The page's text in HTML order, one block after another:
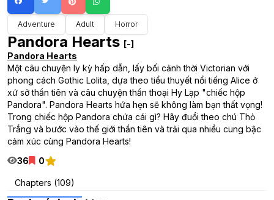
Adventure Adult Horror
Pandora Hearts [-]
Pandora Hearts
Một câu chuyện ly kỳ hấp dẫn, lấy bối cảnh thời Victorian với
phong cách Gothic Lolita, dựa theo tiểu thuyết nổi tiếng Alice ở
xứ sở thần tiên và câu chuyện thần thoại Hy Lạp "chiếc hộp
Pandora". Pandora Hearts hứa hẹn sẽ không làm bạn thất vọng!
Trong chiếc hộp Pandora chứa cái gì? Hãy đuổi theo chú Thỏ
Trắng và bước vào thế giới thần tiên và trải qua nhiều cung bậc
cảm xúc cùng Pandora Hearts!
36
0
Chapters (109)